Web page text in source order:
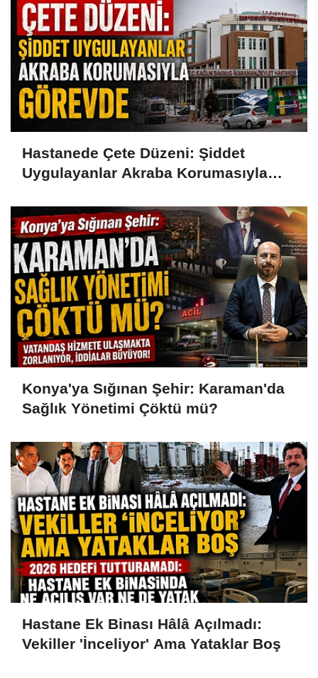
Hastanede Çete Düzeni: Şiddet
Uygulayanlar Akraba Korumasıyla
Konya'ya Sığınan Şehir: Karaman'da
Sağlık Yönetimi Çöktü mü?
Hastane Ek Binası Hâlâ Açılmadı:
Vekiller 'İnceliyor' Ama Yataklar Boş